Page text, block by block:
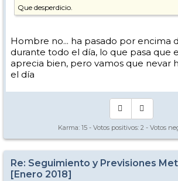
Que desperdicio.
Hombre no... ha pasado por encima
durante todo el día, lo que pasa que
aprecia bien, pero vamos que nevar
el día
Karma: 15 - Votos positivos: 2 - Votos
Re: Seguimiento y Previsiones
[Enero 2018]